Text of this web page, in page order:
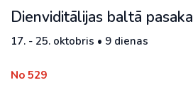
Dienviditālijas baltā pasaka
17. - 25. oktobris • 9 dienas
No 529